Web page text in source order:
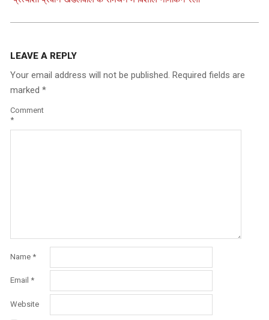
LEAVE A REPLY
Your email address will not be published. Required fields are
marked *
Comment
*
Name *
Email *
Website